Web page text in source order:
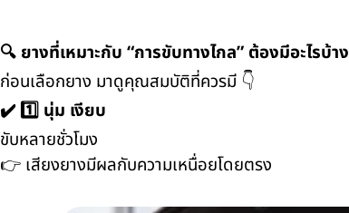
🔍 ยางที่เหมาะกับ “การขับทางไกล” ต้องมีอะไรบ้าง
ก่อนเลือกยาง มาดูคุณสมบัติที่ควรมี 👇
✔️ 1️⃣ นุ่ม เงียบ
ขับหลายชั่วโมง
👉 เสียงยางมีผลกับความเหนื่อยโดยตรง